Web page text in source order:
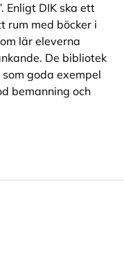
Enligt DIK ska ett
rum med böcker i
lär eleverna
De bibliotek
goda exempel
bemanning och